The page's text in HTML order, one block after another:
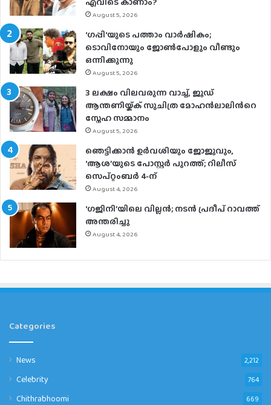
August 5, 2026
‘ഗപ്പി‘യുടെ പത്താം വാർഷികം;
ടൊവിനോയും ജോൺപോളും വീണ്ടും
ഒന്നിക്കുന്നു
August 5, 2026
3 ലക്ഷം വിലവരുന്ന വാച്ച്, ജൂഡ്
ആന്തണിയ്ക്ക് സുചിത്ര മോഹൻലാലിൻറെ
സ്നേഹ സമ്മാനം
August 5, 2026
ഞെട്ടിക്കാൻ ഉർവശിയും ജോജുവും,
‘ആശ’യുടെ പോസ്റ്റർ പുറത്ത്; റിലീസ്
സെപ്റ്റംബർ 4-ന്
August 4, 2026
‘ഗജിനി’യിലെ വില്ലൻ; നടൻ പ്രദീപ് റാവത്ത്
അന്തരിച്ചു
August 4, 2026
Categories
News 2,212
Celebrity 764
Chithrabhoomi 669